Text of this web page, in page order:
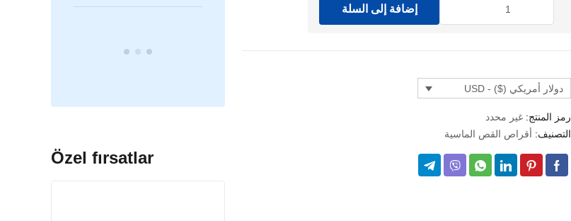
إضافة إلى السلة
دولار أمريكي ($) - USD
رمز المنتج: غير محدد
التصنيف: أقراص القص الماسية
Özel fırsatlar